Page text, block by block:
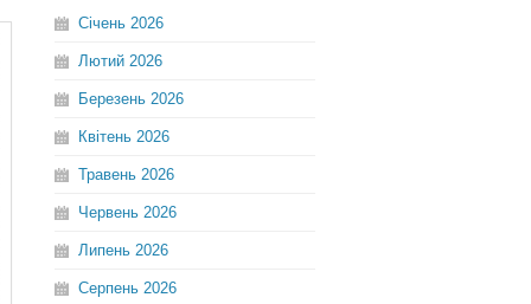
Січень 2026
Лютий 2026
Березень 2026
Квітень 2026
Травень 2026
Червень 2026
Липень 2026
Серпень 2026